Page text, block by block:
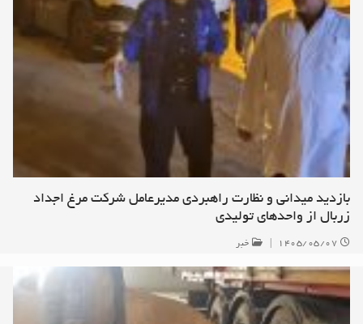
بازدید میدانی و نظارت راهبردی مدیرعامل شرکت مرغ اجداد
زربال از واحدهای تولیدی
۱۴۰۵/۰۵/۰۷ خبر